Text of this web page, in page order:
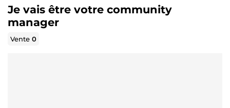
Je vais être votre community
manager
Vente0